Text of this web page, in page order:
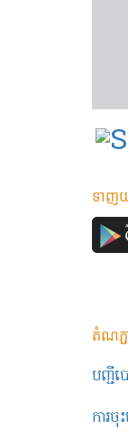
ទាញ
តំណភ្
បញ្ជីប
ការចុ